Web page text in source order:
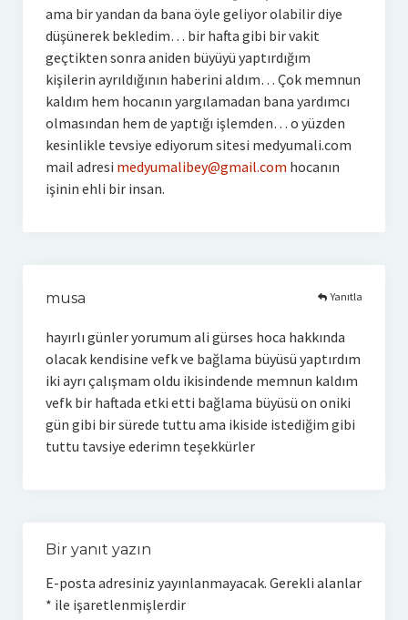
ama bir yandan da bana öyle geliyor olabilir diye
düşünerek bekledim… bir hafta gibi bir vakit
geçtikten sonra aniden büyüyü yaptırdığım
kişilerin ayrıldığının haberini aldım… Çok memnun
kaldım hem hocanın yargılamadan bana yardımcı
olmasından hem de yaptığı işlemden… o yüzden
kesinlikle tevsiye ediyorum sitesi medyumali.com
mail adresi medyumalibey@gmail.com hocanın
işinin ehli bir insan.
musa
hayırlı günler yorumum ali gürses hoca hakkında
olacak kendisine vefk ve bağlama büyüsü yaptırdım
iki ayrı çalışmam oldu ikisindende memnun kaldım
vefk bir haftada etki etti bağlama büyüsü on oniki
gün gibi bir sürede tuttu ama ikiside istediğim gibi
tuttu tavsiye ederimn teşekkürler
Yanıtla
Bir yanıt yazın
E-posta adresiniz yayınlanmayacak. Gerekli alanlar
* ile işaretlenmişlerdir